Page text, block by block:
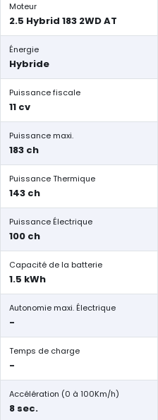
Moteur
2.5 Hybrid 183 2WD AT
Énergie
Hybride
Puissance fiscale
11 cv
Puissance maxi.
183 ch
Puissance Thermique
143 ch
Puissance Électrique
100 ch
Capacité de la batterie
1.5 kWh
Autonomie maxi. Électrique
-
Temps de charge
-
Accélération (0 à 100Km/h)
8 sec.